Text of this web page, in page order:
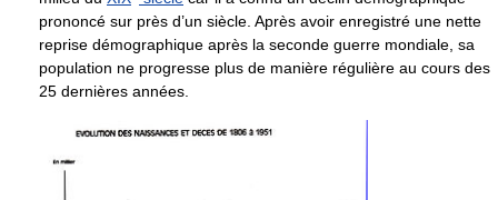
prononcé sur près d’un siècle. Après avoir enregistré une nette
reprise démographique après la seconde guerre mondiale, sa
population ne progresse plus de manière régulière au cours des
25 dernières années.